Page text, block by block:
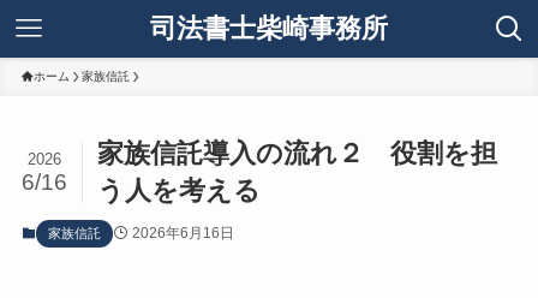
司法書士柴崎事務所
ホーム 家族信託
家族信託導入の流れ２ 役割を担
う人を考える
2026
6/16
家族信託 2026年6月16日